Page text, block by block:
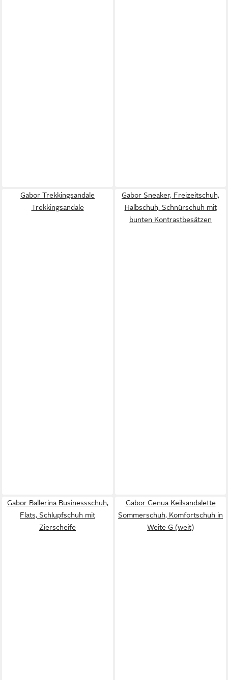
Gabor Trekkingsandale
Trekkingsandale
Gabor Sneaker, Freizeitschuh,
Halbschuh, Schnürschuh mit
bunten Kontrastbesätzen
Gabor Ballerina Businessschuh,
Flats, Schlupfschuh mit
Zierscheife
Gabor Genua Keilsandalette
Sommerschuh, Komfortschuh in
Weite G (weit)